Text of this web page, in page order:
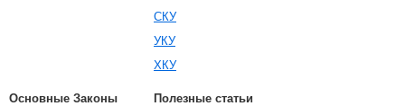
СКУ
УКУ
ХКУ
Основные Законы
Полезные статьи